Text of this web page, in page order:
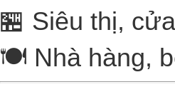
🏪 Siêu thị,
🍽️ Nhà hàng,